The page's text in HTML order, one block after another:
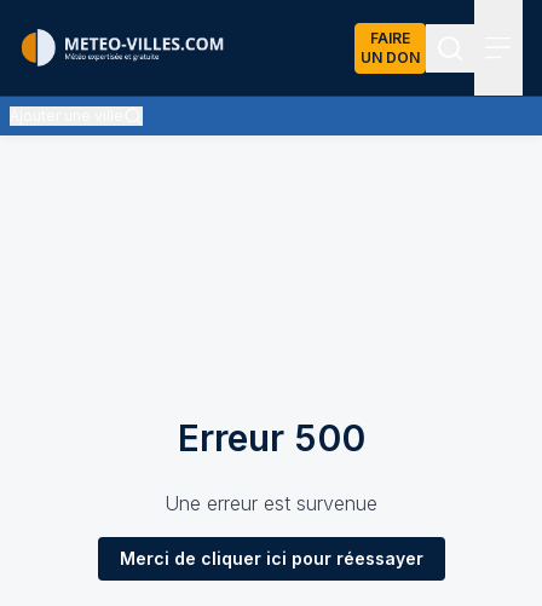
FAIRE
UN DON
Erreur 500
Une erreur est survenue
Merci de cliquer ici pour réessayer